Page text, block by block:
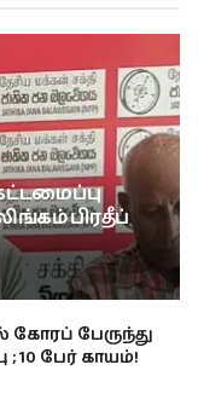
பிரதீப்
கோரப் பேருந்து
; 10 பேர் காயம்!